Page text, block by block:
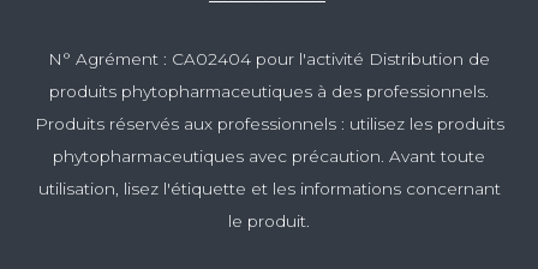
N° Agrément : CA02404 pour l'activité Distribution de
produits phytopharmaceutiques à des professionnels.
Produits réservés aux professionnels : utilisez les produits
phytopharmaceutiques avec précaution. Avant toute
utilisation, lisez l'étiquette et les informations concernant
le produit.